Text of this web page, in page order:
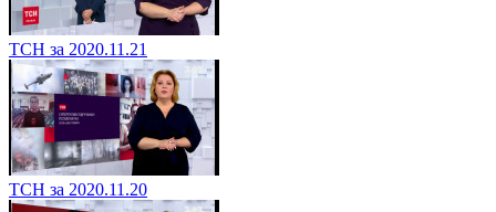
ТСН за 2020.11.21
ТСН за 2020.11.20